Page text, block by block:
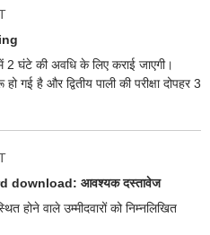
2 घंटे की अवधि के लिए कराई जाएगी।
गई है और द्वितीय पाली की परीक्षा दोपहर 3
download: आवश्यक दस्तावेज
होने वाले उम्मीदवारों को निम्नलिखित